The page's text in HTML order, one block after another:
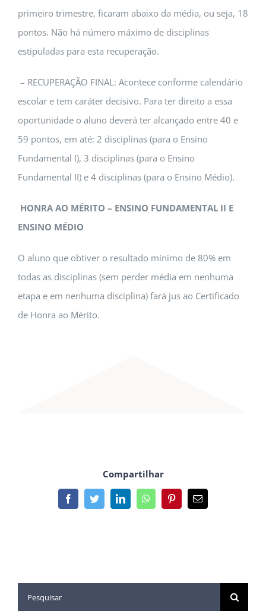
primeiro trimestre, ficaram abaixo da média, ou seja, 18
pontos. Não há número máximo de disciplinas
estipuladas para esta recuperação.
– RECUPERAÇÃO FINAL: Acontece conforme calendário
escolar e tem caráter decisivo. Para ter direito a essa
oportunidade o aluno deverá ter alcançado entre 40 e
59 pontos, em até: 2 disciplinas (para o Ensino
Fundamental I), 3 disciplinas (para o Ensino
Fundamental II) e 4 disciplinas (para o Ensino Médio).
HONRA AO MÉRITO – ENSINO FUNDAMENTAL II E
ENSINO MÉDIO
O aluno que obtiver o resultado mínimo de 80% em
todas as disciplinas (sem perder média em nenhuma
etapa e em nenhuma disciplina) fará jus ao Certificado
de Honra ao Mérito.
Compartilhar